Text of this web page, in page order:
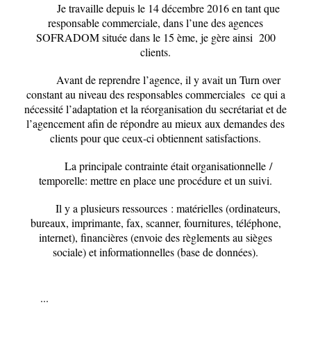
Je travaille depuis le 14 décembre 2016 en tant que
responsable commerciale, dans l’une des agences
SOFRADOM située dans le 15 ème, je gère ainsi 200
clients.
Avant de reprendre l’agence, il y avait un Turn over
constant au niveau des responsables commerciales ce qui a
nécessité l’adaptation et la réorganisation du secrétariat et de
l’agencement afin de répondre au mieux aux demandes des
clients pour que ceux-ci obtiennent satisfactions.
La principale contrainte était organisationnelle /
temporelle: mettre en place une procédure et un suivi.
Il y a plusieurs ressources : matérielles (ordinateurs,
bureaux, imprimante, fax, scanner, fournitures, téléphone,
internet), financières (envoie des règlements au sièges
sociale) et informationnelles (base de données).
...